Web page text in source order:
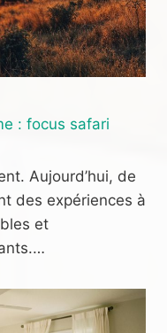
: focus safari
Aujourd’hui, de
des expériences à
et